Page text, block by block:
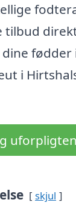
tilbud
fødder
i
skjul